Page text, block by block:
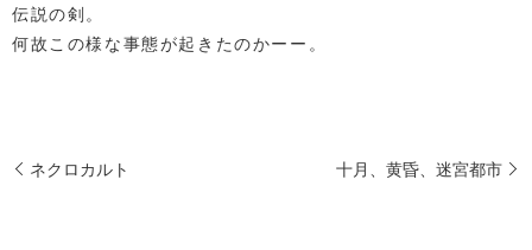
伝説の剣。
何故この様な事態が起きたのかーー。
ネクロカルト 十月、黄昏、迷宮都市